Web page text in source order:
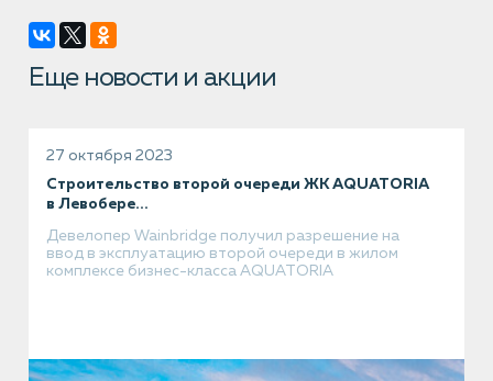
Еще новости и акции
27 октября 2023
Строительство второй очереди ЖК AQUATORIA
в Левобере...
Девелопер Wainbridge получил разрешение на
ввод в эксплуатацию второй очереди в жилом
комплексе бизнес-класса AQUATORIA